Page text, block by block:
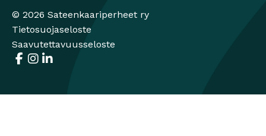
© 2026 Sateenkaariperheet ry
Tietosuojaseloste
Saavutettavuusseloste
Facebook
Avautuu uuteen ikkunaan
Instagram
Avautuu uuteen ikkunaan
LinkedIn
Avautuu uuteen ikkunaan